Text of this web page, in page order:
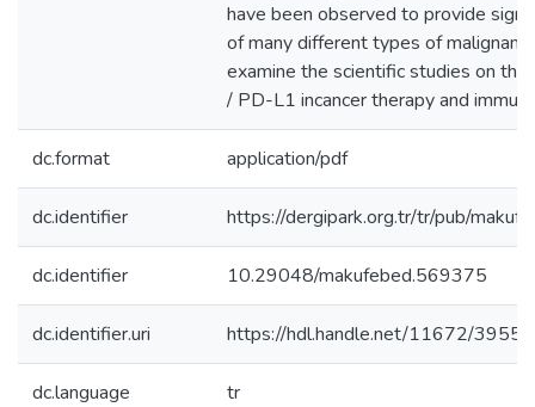
have been observed to provide
of many different types of
examine the scientific studies on
/ PD-L1 incancer therapy and
dc.format application/pdf
dc.identifier https://dergipark.org.tr/tr/pub/
dc.identifier 10.29048/makufebed.569375
dc.identifier.uri https://hdl.handle.net/11672/3955
dc.language tr